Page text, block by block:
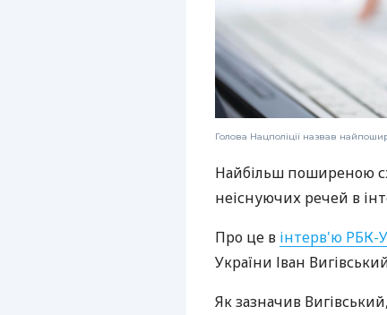
Голова Нацполіції назвав
Найбільш поширеною
неіснуючих речей в
Про це в інтерв'ю РБК-
України Іван
Як зазначив